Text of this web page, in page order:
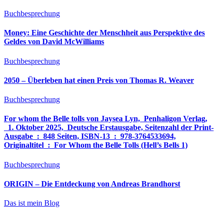
Buchbesprechung
Money: Eine Geschichte der Menschheit aus Perspektive des
Geldes von David McWilliams
Buchbesprechung
2050 – Überleben hat einen Preis von Thomas R. Weaver
Buchbesprechung
For whom the Belle tolls von Jaysea Lyn, ‎ Penhaligon Verlag,
‎ 1. Oktober 2025, ‎ Deutsche Erstausgabe, Seitenzahl der Print-
Ausgabe ‏ : ‎ 848 Seiten, ISBN-13 ‏ : ‎ 978-3764533694,
Originaltitel ‏ : ‎ For Whom the Belle Tolls (Hell’s Bells 1)
Buchbesprechung
ORIGIN – Die Entdeckung von Andreas Brandhorst
Das ist mein Blog